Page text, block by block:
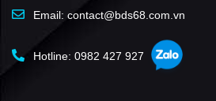
Email: contact@bds68.com.vn
Hotline: 0982 427 927